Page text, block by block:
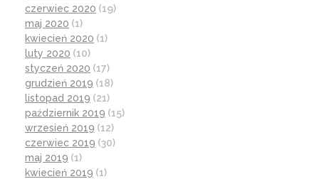
czerwiec 2020 (19)
maj 2020 (1)
kwiecień 2020 (1)
luty 2020 (10)
styczeń 2020 (17)
grudzień 2019 (18)
listopad 2019 (21)
październik 2019 (15)
wrzesień 2019 (12)
czerwiec 2019 (30)
maj 2019 (1)
kwiecień 2019 (1)